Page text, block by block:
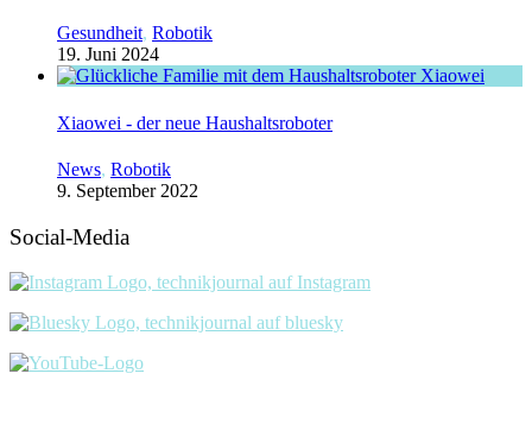
Gesundheit, Robotik
19. Juni 2024
Xiaowei - der neue Haushaltsroboter
News, Robotik
9. September 2022
Social-Media